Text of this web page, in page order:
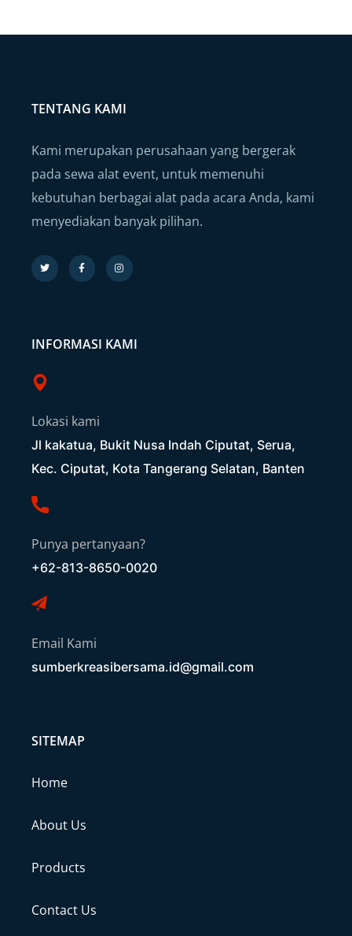
TENTANG KAMI
Kami merupakan perusahaan yang bergerak
pada sewa alat event, untuk memenuhi
kebutuhan berbagai alat pada acara Anda, kami
menyediakan banyak pilihan.
INFORMASI KAMI
Lokasi kami
Jl kakatua, Bukit Nusa Indah Ciputat, Serua,
Kec. Ciputat, Kota Tangerang Selatan, Banten
Punya pertanyaan?
+62-813-8650-0020
Email Kami
sumberkreasibersama.id@gmail.com
SITEMAP
Home
About Us
Products
Contact Us